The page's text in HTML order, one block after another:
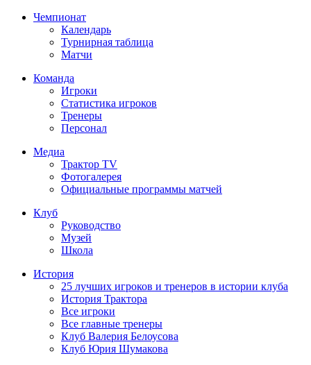
Чемпионат
Календарь
Турнирная таблица
Матчи
Команда
Игроки
Статистика игроков
Тренеры
Персонал
Медиа
Трактор TV
Фотогалерея
Официальные программы матчей
Клуб
Руководство
Музей
Школа
История
25 лучших игроков и тренеров в истории клуба
История Трактора
Все игроки
Все главные тренеры
Клуб Валерия Белоусова
Клуб Юрия Шумакова